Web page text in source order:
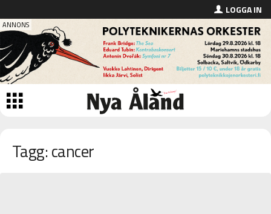
LOGGA IN
Tagg: cancer